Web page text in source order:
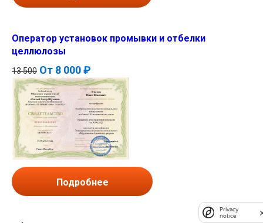
Оператор установок промывки и отбелки
целлюлозы
13 500 От 8 000 ₽
Подробнее
Privacy
notice